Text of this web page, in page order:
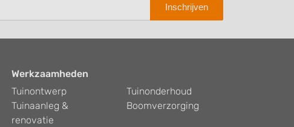
Inschrijven
Werkzaamheden
Tuinontwerp
Tuinonderhoud
Tuinaanleg &
renovatie
Boomverzorging